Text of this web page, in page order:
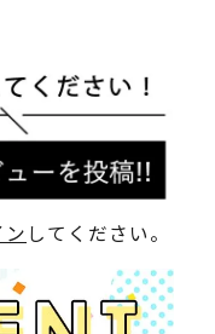
ン してください。